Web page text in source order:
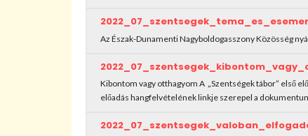
Az Észak-Dunamenti Nagyboldogasszony Közösség
Kibontom vagy otthagyom A „Szentségek tábor” első
előadás hangfelvételének linkje szerepel a